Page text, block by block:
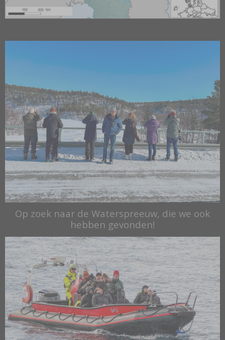
Op zoek naar de Waterspreeuw, die we ook
hebben gevonden!